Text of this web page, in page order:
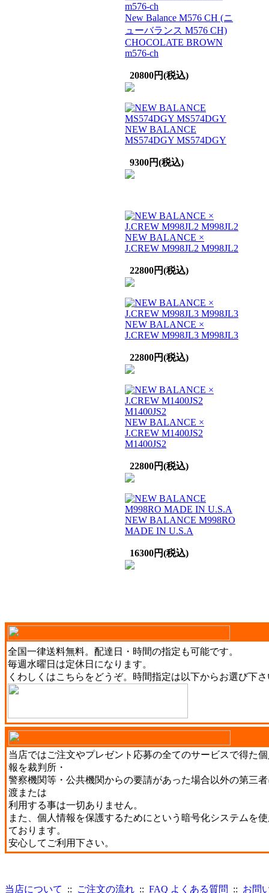
New Balance M576 CH (ニ
ューバランス M576 CH)
CHOCOLATE BROWN
m576-ch
20800円(税込)
NEW BALANCE
MS574DGY MS574DGY
9300円(税込)
NEW BALANCE ×
J.CREW M998JL2 M998JL2
22800円(税込)
NEW BALANCE ×
J.CREW M998JL3 M998JL3
22800円(税込)
NEW BALANCE ×
J.CREW M1400JS2
M1400JS2
22800円(税込)
NEW BALANCE M998RO
MADE IN U.S.A
16300円(税込)
全国一律送料無料。配達日・時間の指定も可能です。
毎週水曜日は定休日になります。
くわしくはこちら をどうぞ。時間指定は以下からお選び下
当店ではご注文やプレゼント応募の全てのサービスで得た
報を裁判所・
警察機関等・公共機関からの要請があった場合以外の第三
渡または
利用する事は一切ありません。
また、個人情報を保護するためにという暗号化システムを
ております。
安心してご利用下さい。
当店について :: ご注文の流れ :: FAQ よくある質問 :: お問